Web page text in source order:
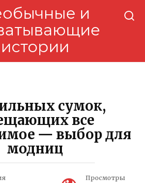
и
истории
сумок,
все
— выбор для
модниц
Просмотры